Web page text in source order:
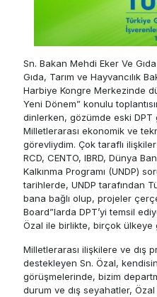
Sn. Bakan Mehdi Eker Ve
Gıda, Tarım ve Hayvancılık
Harbiye Kongre Merkezinde
Yeni Dönem” konulu
dinlerken, gözümde eski DPT
Milletlerarası ekonomik ve
görevliydim. Çok taraflı
RCD, CENTO, IBRD, Dünya
Kalkınma Programı (UNDP)
tarihlerde, UNDP tarafından
bana bağlı olup, projeler
Board”larda DPT’yi temsil
Özal ile birlikte, birçok ülkeye
Milletlerarası ilişkilere ve dış
destekleyen Sn. Özal,
görüşmelerinde, bizim
durum ve dış seyahatler, Özal